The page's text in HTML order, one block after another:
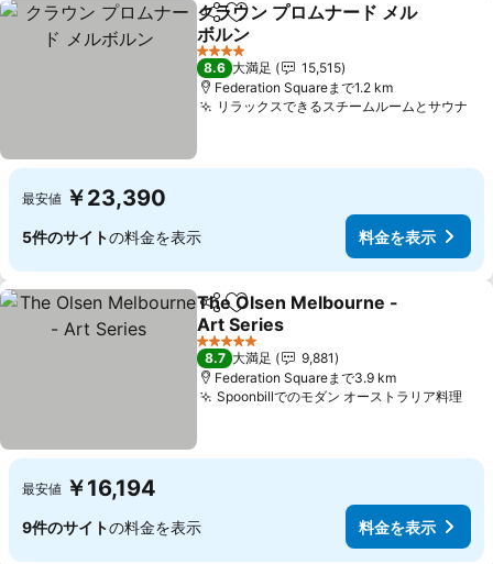
シェアお気に入りに追加
クラウン プロムナード メル
ボルン
4 ホテルのランク
8.6 大満足
15,515
Federation Squareまで1.2 km
リラックスできるスチームルームとサウナ
最安値 ￥23,390
5件のサイトの料金を表示 料金を表示
シェアお気に入りに追加
The Olsen Melbourne -
Art Series
5 ホテルのランク
8.7 大満足
9,881
Federation Squareまで3.9 km
Spoonbillでのモダン オーストラリア料理
最安値 ￥16,194
9件のサイトの料金を表示 料金を表示